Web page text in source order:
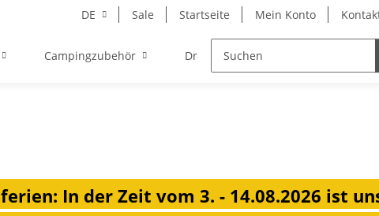
DE Sale Startseite Mein Konto
Campingzubehör Drehkonsolen
In der Zeit vom 3. - 14.08.2026 ist